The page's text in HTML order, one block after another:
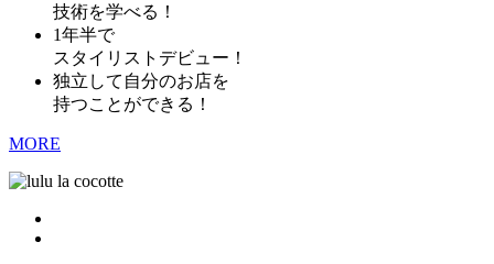
技術を学べる！
1年半で
スタイリストデビュー！
独立して自分のお店を
持つことができる！
MORE